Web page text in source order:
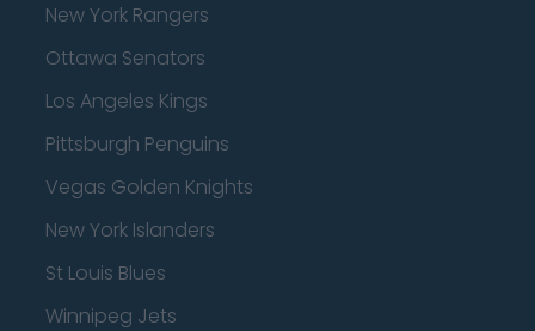
New York Rangers
Ottawa Senators
Los Angeles Kings
Pittsburgh Penguins
Vegas Golden Knights
New York Islanders
St Louis Blues
Winnipeg Jets